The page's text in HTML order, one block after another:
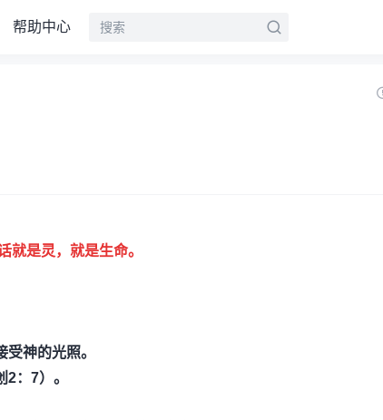
帮助中心
就是灵，就是生命。
神的光照。
：7）。